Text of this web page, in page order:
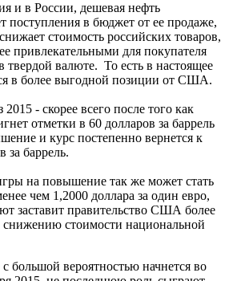
и в России, дешевая нефть
поступления в бюджет от ее продаже,
стоимость российских товаров,
привлекательными для покупателя
твердой валюте. То есть в настоящее
в более выгодной позиции от США.
- скорее всего после того как
отметки в 60 долларов за баррель
и курс постепенно вернется к
за баррель.
на повышение так же может стать
чем 1,2000 доллара за один евро,
заставит правительство США более
снижению стоимости национальной
большой вероятностью начнется во